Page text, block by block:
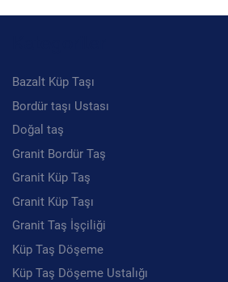
Bazalt Küp Taşı
Bordür taşı Ustası
Doğal taş
Granit Bordür Taş
Granit Küp Taş
Granit Küp Taşı
Granit Taş İşçiliği
Küp Taş Döşeme
Küp Taş Döşeme Ustalığı